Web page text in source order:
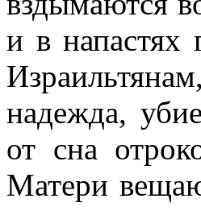
и в напастях
надежда,
от сна
Матери